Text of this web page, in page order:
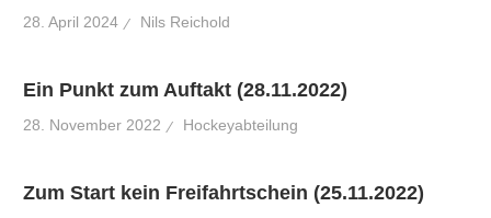
28. April 2024 Nils Reichold
Ein Punkt zum Auftakt (28.11.2022)
28. November 2022 Hockeyabteilung
Zum Start kein Freifahrtschein (25.11.2022)